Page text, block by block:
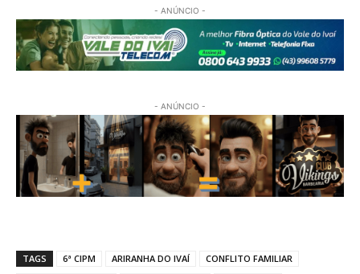
- ANÚNCIO -
- ANÚNCIO -
TAGS 6ª CIPM ARIRANHA DO IVAÍ
CONFLITO FAMILIAR